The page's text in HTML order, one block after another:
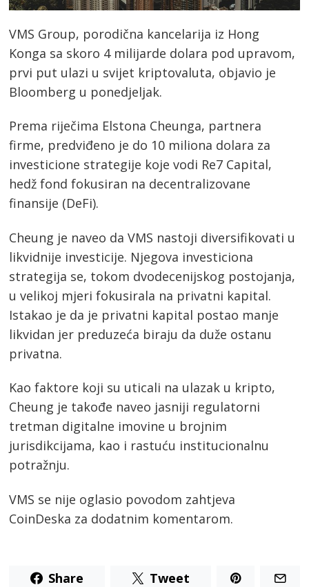
VMS Group, porodična kancelarija iz Hong
Konga sa skoro 4 milijarde dolara pod upravom,
prvi put ulazi u svijet kriptovaluta, objavio je
Bloomberg u ponedjeljak.
Prema riječima Elstona Cheunga, partnera
firme, predviđeno je do 10 miliona dolara za
investicione strategije koje vodi Re7 Capital,
hedž fond fokusiran na decentralizovane
finansije (DeFi).
Cheung je naveo da VMS nastoji diversifikovati u
likvidnije investicije. Njegova investiciona
strategija se, tokom dvodecenijskog postojanja,
u velikoj mjeri fokusirala na privatni kapital.
Istakao je da je privatni kapital postao manje
likvidan jer preduzeća biraju da duže ostanu
privatna.
Kao faktore koji su uticali na ulazak u kripto,
Cheung je takođe naveo jasniji regulatorni
tretman digitalne imovine u brojnim
jurisdikcijama, kao i rastuću institucionalnu
potražnju.
VMS se nije oglasio povodom zahtjeva
CoinDeska za dodatnim komentarom.
Share Tweet